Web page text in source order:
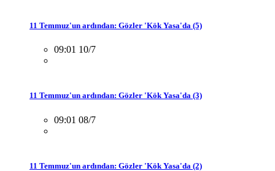
11 Temmuz'un ardından: Gözler 'Kök Yasa'da (5)
09:01 10/7
11 Temmuz'un ardından: Gözler 'Kök Yasa'da (3)
09:01 08/7
11 Temmuz'un ardından: Gözler 'Kök Yasa'da (2)